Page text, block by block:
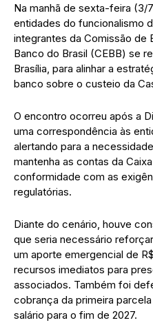
Na manhã de sexta-feira (3/
entidades do funcionalismo
integrantes da Comissão de
Banco do Brasil (CEBB) se
Brasília, para alinhar a
banco sobre o custeio da
O encontro ocorreu após a
uma correspondência às
alertando para a
mantenha as contas da
conformidade com as
regulatórias.
Diante do cenário, houve
que seria necessário
um aporte emergencial de
recursos imediatos para
associados. Também foi
cobrança da primeira
salário para o fim de 2027.